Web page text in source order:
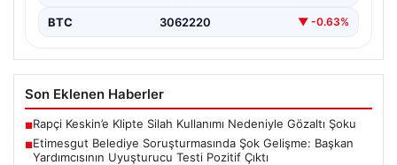
BTC 3062220 ▼ -0.63%
Son Eklenen Haberler
■Rapçi Keskin’e Klipte Silah Kullanımı Nedeniyle Gözaltı Şoku
■Etimesgut Belediye Soruşturmasında Şok Gelişme: Başkan
Yardımcısının Uyuşturucu Testi Pozitif Çıktı